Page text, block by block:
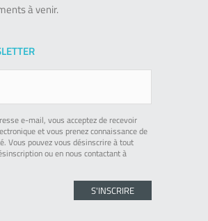
à venir.
e-mail, vous acceptez de recevoir
et vous prenez connaissance de
Vous pouvez vous désinscrire à tout
ou en nous contactant à